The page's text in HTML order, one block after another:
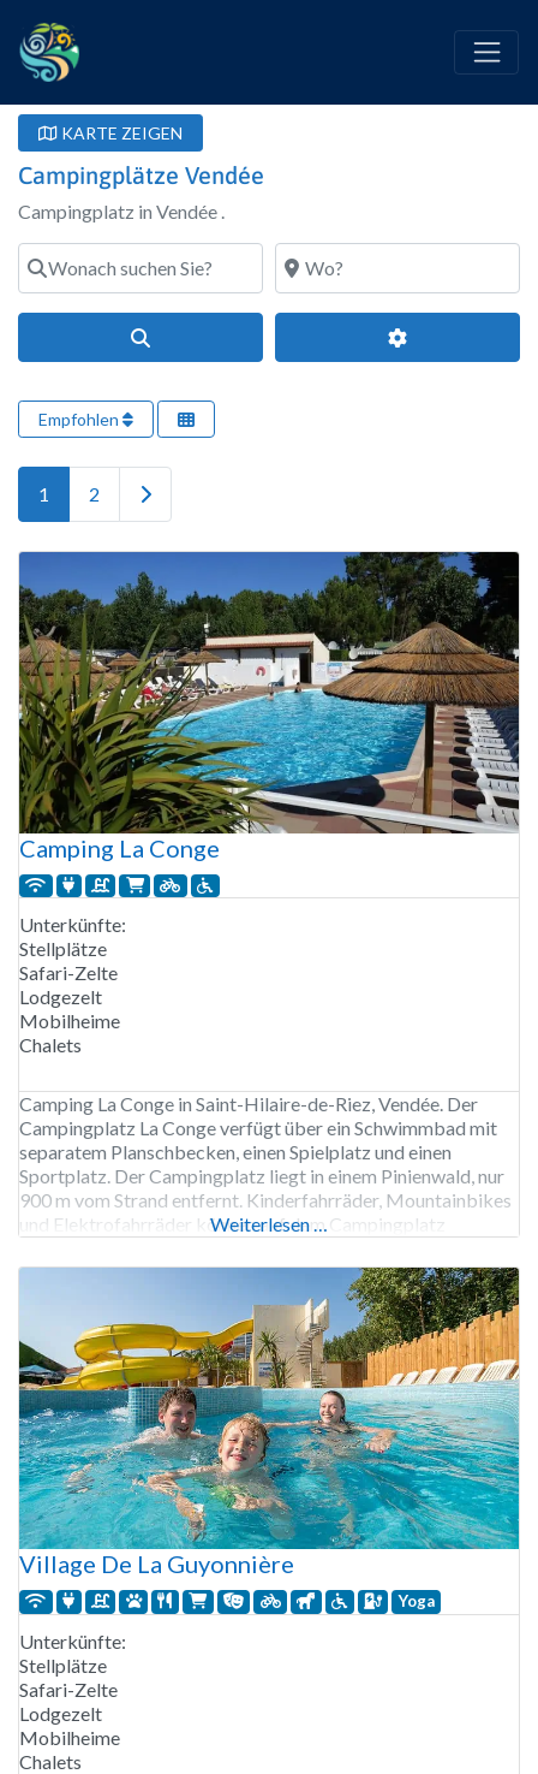
KARTE ZEIGEN
Campingplätze Vendée
Campingplatz in Vendée .
Wonach suchen Sie?
Wo?
Erweiterte
Empfohlen
1 2 Ältere Beiträge
Camping La Conge
Unterkünfte:
Stellplätze
Safari-Zelte
Lodgezelt
Mobilheime
Chalets
Camping La Conge in Saint-Hilaire-de-Riez, Vendée. Der
Campingplatz La Conge verfügt über ein Schwimmbad mit
separatem Planschbecken, einen Spielplatz und einen
Sportplatz. Der Campingplatz liegt in einem Pinienwald, nur
900 m vom Strand entfernt. Kinderfahrräder, Mountainbikes
und Elektrofahrräder können auf dem Campingplatz
Mai bis Mitte September geöffnet. Der Wanderweg GR 8
Weiterlesen …
Village De La Guyonnière
Yoga
Unterkünfte:
Stellplätze
Safari-Zelte
Lodgezelt
Mobilheime
Chalets